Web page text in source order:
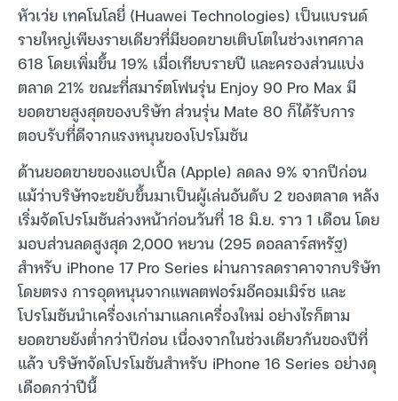
หัวเว่ย เทคโนโลยี่ (Huawei Technologies) เป็นแบรนด์
รายใหญ่เพียงรายเดียวที่มียอดขายเติบโตในช่วงเทศกาล
618 โดยเพิ่มขึ้น 19% เมื่อเทียบรายปี และครองส่วนแบ่ง
ตลาด 21% ขณะที่สมาร์ตโฟนรุ่น Enjoy 90 Pro Max มี
ยอดขายสูงสุดของบริษัท ส่วนรุ่น Mate 80 ก็ได้รับการ
ตอบรับที่ดีจากแรงหนุนของโปรโมชัน
ด้านยอดขายของแอปเปิ้ล (Apple) ลดลง 9% จากปีก่อน
แม้ว่าบริษัทจะขยับขึ้นมาเป็นผู้เล่นอันดับ 2 ของตลาด หลัง
เริ่มจัดโปรโมชันล่วงหน้าก่อนวันที่ 18 มิ.ย. ราว 1 เดือน โดย
มอบส่วนลดสูงสุด 2,000 หยวน (295 ดอลลาร์สหรัฐ)
สำหรับ iPhone 17 Pro Series ผ่านการลดราคาจากบริษัท
โดยตรง การอุดหนุนจากแพลตฟอร์มอีคอมเมิร์ซ และ
โปรโมชันนำเครื่องเก่ามาแลกเครื่องใหม่ อย่างไรก็ตาม
ยอดขายยังต่ำกว่าปีก่อน เนื่องจากในช่วงเดียวกันของปีที่
แล้ว บริษัทจัดโปรโมชันสำหรับ iPhone 16 Series อย่างดุ
เดือดกว่าปีนี้